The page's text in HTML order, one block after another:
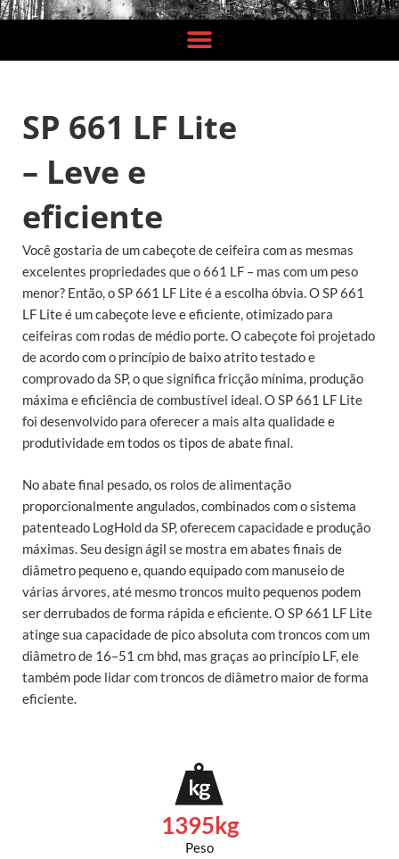
SP 661 LF Lite
– Leve e
eficiente
Você gostaria de um cabeçote de ceifeira com as mesmas
excelentes propriedades que o 661 LF – mas com um peso
menor? Então, o SP 661 LF Lite é a escolha óbvia. O SP 661
LF Lite é um cabeçote leve e eficiente, otimizado para
ceifeiras com rodas de médio porte. O cabeçote foi projetado
de acordo com o princípio de baixo atrito testado e
comprovado da SP, o que significa fricção mínima, produção
máxima e eficiência de combustível ideal. O SP 661 LF Lite
foi desenvolvido para oferecer a mais alta qualidade e
produtividade em todos os tipos de abate final.
No abate final pesado, os rolos de alimentação
proporcionalmente angulados, combinados com o sistema
patenteado LogHold da SP, oferecem capacidade e produção
máximas. Seu design ágil se mostra em abates finais de
diâmetro pequeno e, quando equipado com manuseio de
várias árvores, até mesmo troncos muito pequenos podem
ser derrubados de forma rápida e eficiente. O SP 661 LF Lite
atinge sua capacidade de pico absoluta com troncos com um
diâmetro de 16–51 cm bhd, mas graças ao princípio LF, ele
também pode lidar com troncos de diâmetro maior de forma
eficiente.
1395kg
Peso